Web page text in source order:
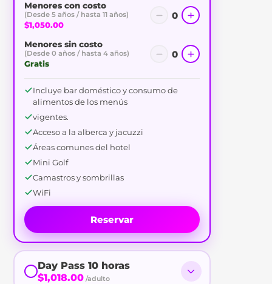
Menores con costo
(Desde 5 años / hasta 11 años)
$1,050.00
0
Menores sin costo
(Desde 0 años / hasta 4 años)
Gratis
0
Incluye bar doméstico y consumo de
alimentos de los menús
vigentes.
Acceso a la alberca y jacuzzi
Áreas comunes del hotel
Mini Golf
Camastros y sombrillas
WiFi
Reservar
Day Pass 10 horas
$1,018.00 /adulto